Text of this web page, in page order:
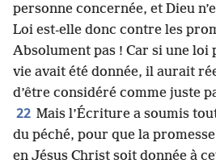
personne concernée, et Dieu
Loi est-​elle donc contre les
Absolument pas ! Car si une
vie avait été donnée, il aurait
d’être considéré comme juste
22 Mais l’Écriture a soumis
du péché, pour que la
en Jésus Christ soit donnée à